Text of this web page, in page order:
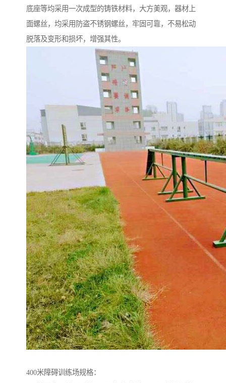
底座等均采用一次成型的铸铁材料，大方美观，器材上
面螺丝，均采用防盗不锈钢螺丝，牢固可靠，不易松动
脱落及变形和损坏，增强其性。
400米障碍训练场规格：